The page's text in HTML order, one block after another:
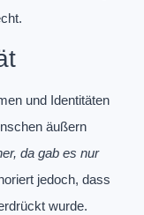
und Identitäten
äußern
da gab es nur
jedoch, dass
wurde.